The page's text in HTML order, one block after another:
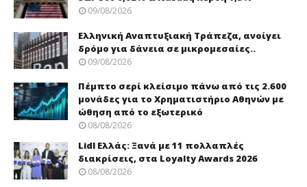
09/08/2026
Ελληνική Αναπτυξιακή Τράπεζα, ανοίγει
δρόμο για δάνεια σε μικρομεσαίες..
09/08/2026
Πέμπτο σερί κλείσιμο πάνω από τις 2.600
μονάδες για το Χρηματιστήριο Αθηνών με
ώθηση από το εξωτερικό
08/08/2026
Lidl Ελλάς: Ξανά με 11 πολλαπλές
διακρίσεις, στα Loyalty Awards 2026
08/08/2026